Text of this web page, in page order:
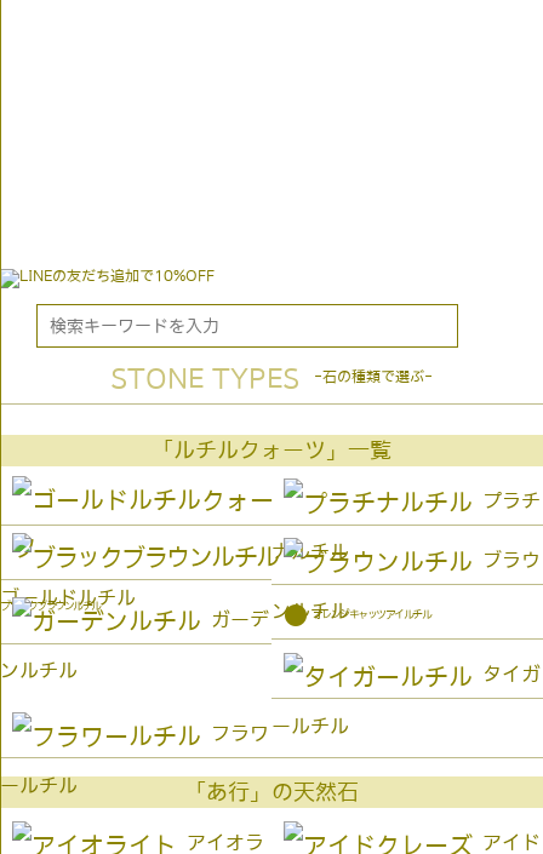
STONE TYPES -石の種類で選ぶ-
「ルチルクォーツ」一覧
ゴールドルチル
プラチ
ナルチル
ブラックブラウンルチル
ブラウ
ンルチル
ガーデ
ンルチル
● オレンジキャッツアイルチル
タイガ
ールチル
フラワ
ールチル 「あ行」の天然石
アイオラ アイド